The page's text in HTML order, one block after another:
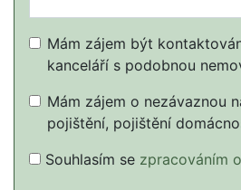
Mám zájem být
kanceláří s podobnou
Mám zájem o nezávaznou
pojištění, pojištění
Souhlasím se zpracováním